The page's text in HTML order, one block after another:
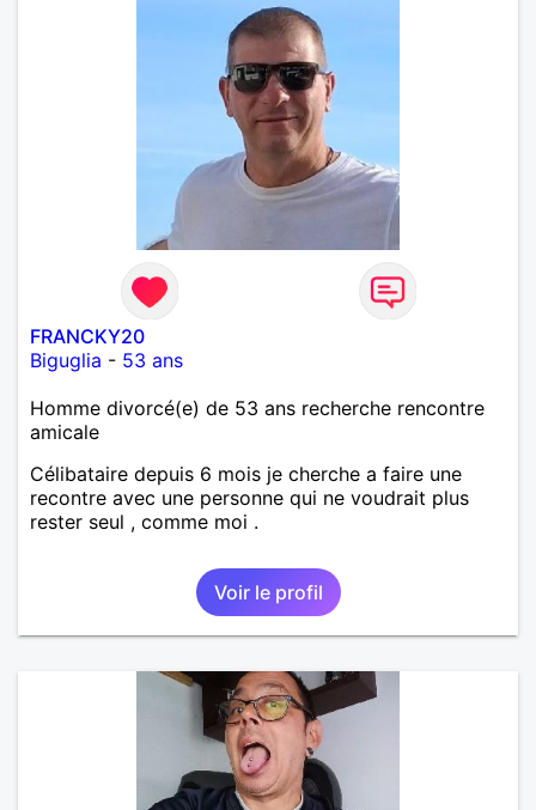
FRANCKY20
Biguglia - 53 ans
Homme divorcé(e) de 53 ans recherche rencontre
amicale
Célibataire depuis 6 mois je cherche a faire une
recontre avec une personne qui ne voudrait plus
rester seul , comme moi .
Voir le profil